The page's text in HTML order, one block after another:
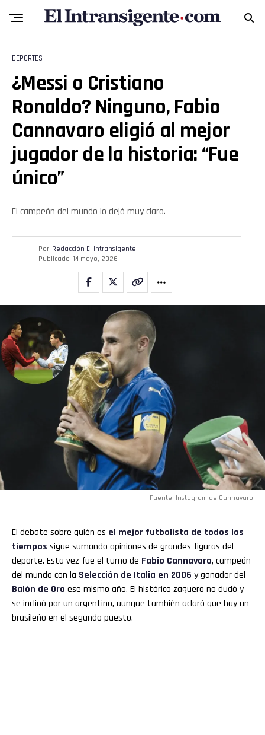
DEPORTES
¿Messi o Cristiano
Ronaldo? Ninguno, Fabio
Cannavaro eligió al mejor
jugador de la historia: “Fue
único”
El campeón del mundo lo dejó muy claro.
Por Redacción El intransigente
Publicado 14 mayo, 2026
Fuente: Instagram de Cannavaro
El debate sobre quién es el mejor futbolista de todos los
tiempos sigue sumando opiniones de grandes figuras del
deporte. Esta vez fue el turno de Fabio Cannavaro, campeón
del mundo con la Selección de Italia en 2006 y ganador del
Balón de Oro ese mismo año. El histórico zaguero no dudó y
se inclinó por un argentino, aunque también aclaró que hay un
brasileño en el segundo puesto.
Reddit
Pinterest
Whatsapp